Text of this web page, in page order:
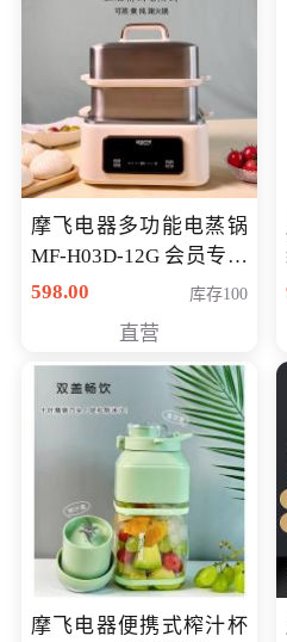
摩飞电器多功能电蒸锅
MF-H03D-12G 会员专享
价398元
598.00 库存100
直营
摩飞电器便携式榨汁杯